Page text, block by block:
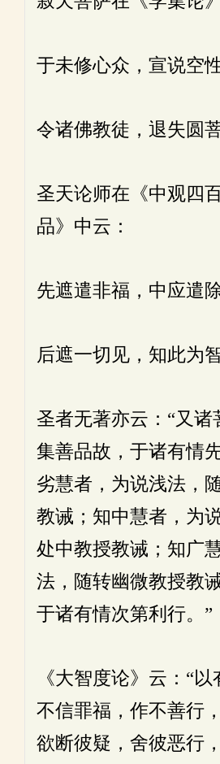
于未修心众，宣说空
令诸佛教徒，退失圆菩
圣天论师在《中观四
品》中云：
先遮遣非福，中应遣
后遮一切见，知此为智
圣者无著亦云：“又诸
集善品故，于诸有情
劣慧者，为说浅法，
教诫；知中慧者，为
处中教授教诫；知广
法，随转幽微教授教
于诸有情次第利行。”
《大智度论》云：“以
不信罪福，作不善行
欲断彼疑，舍彼恶行